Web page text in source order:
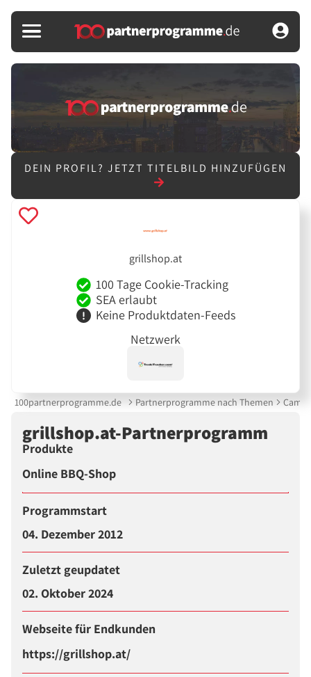
DEIN PROFIL? JETZT TITELBILD HINZUFÜGEN
grillshop.at
100 Tage Cookie-Tracking
SEA erlaubt
Keine Produktdaten-Feeds
Netzwerk
100partnerprogramme.de Partnerprogramme nach Themen
grillshop.at-Partnerprogramm
Produkte
Online BBQ-Shop
Programmstart
04. Dezember 2012
Zuletzt geupdatet
02. Oktober 2024
Webseite für Endkunden
https://grillshop.at/